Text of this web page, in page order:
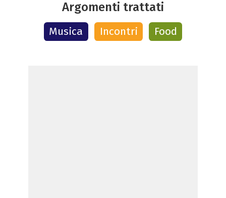
Argomenti trattati
Musica Incontri Food